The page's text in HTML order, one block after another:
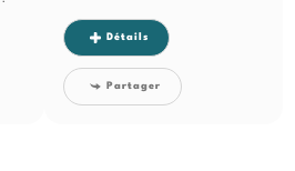
Détails
Partager